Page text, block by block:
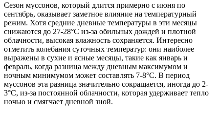
Сезон муссонов, который длится примерно с июня по
сентябрь, оказывает заметное влияние на температурный
режим. Хотя средние дневные температуры в эти месяцы
снижаются до 27-28°C из-за обильных дождей и плотной
облачности, высокая влажность сохраняется. Интересно
отметить колебания суточных температур: они наиболее
выражены в сухие и ясные месяцы, такие как январь и
февраль, когда разница между дневным максимумом и
ночным минимумом может составлять 7-8°C. В период
муссонов эта разница значительно сокращается, иногда до 2-
3°C, из-за постоянной облачности, которая удерживает тепло
ночью и смягчает дневной зной.